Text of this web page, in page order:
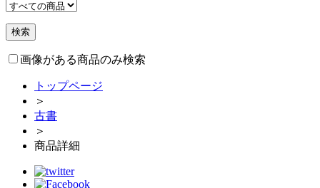
画像がある商品のみ検索
トップページ
＞
古書
＞
商品詳細